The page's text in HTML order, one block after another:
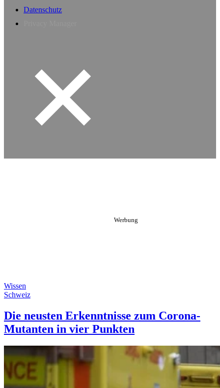
Datenschutz
Wissen
Schweiz
Die neusten Erkenntnisse zum Corona-
Mutanten in vier Punkten